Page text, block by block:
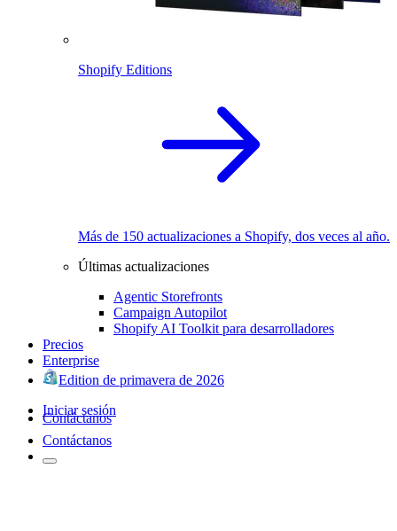
Shopify Editions
Más de 150 actualizaciones a Shopify, dos veces al año.
Últimas actualizaciones
Agentic Storefronts
Campaign Autopilot
Shopify AI Toolkit para desarrolladores
Precios
Enterprise
Edition de primavera de 2026
Iniciar sesión
Contáctanos
Contáctanos